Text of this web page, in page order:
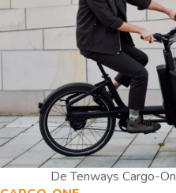
De Tenways Cargo-